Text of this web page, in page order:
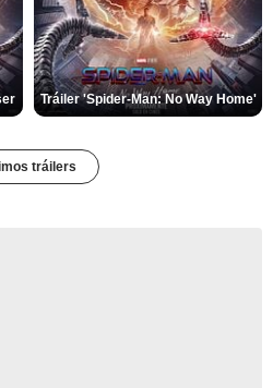
Tráiler 'Spider-Man: No Way Home'
tráilers